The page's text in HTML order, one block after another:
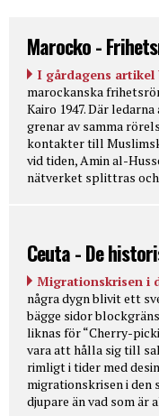
Marocko -
I gårdagens artikel
marockanska
Kairo 1947. Där
grenar av samma
kontakter till
vid tiden, Amin al-
nätverket splittras
Ceuta - De
Migrationskrisen i
några dygn blivit ett
bägge sidor
liknas för “Cherry-
vara att hålla sig till
rimligt i tider med
migrationskrisen i den
djupare än vad som är